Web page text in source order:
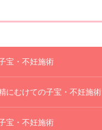
宝・不妊施術
にむけての子宝・不妊施術
宝・不妊施術